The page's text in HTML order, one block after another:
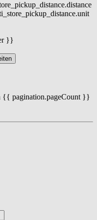
}}
pagination.pageCount }}